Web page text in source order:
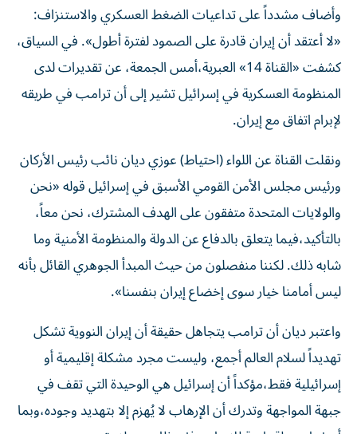
وأضاف مشدداً على تداعيات الضغط العسكري والاستنزاف:
«لا أعتقد أن إيران قادرة على الصمود لفترة أطول». في السياق،
كشفت «القناة 14» العبرية،أمس الجمعة، عن تقديرات لدى
المنظومة العسكرية في إسرائيل تشير إلى أن ترامب في طريقه
لإبرام اتفاق مع إيران.
ونقلت القناة عن اللواء (احتياط) عوزي ديان نائب رئيس الأركان
ورئيس مجلس الأمن القومي الأسبق في إسرائيل قوله «نحن
والولايات المتحدة متفقون على الهدف المشترك، نحن معاً،
بالتأكيد،فيما يتعلق بالدفاع عن الدولة والمنظومة الأمنية وما
شابه ذلك. لكننا منفصلون من حيث المبدأ الجوهري القائل بأنه
ليس أمامنا خيار سوى إخضاع إيران بنفسنا».
واعتبر ديان أن ترامب يتجاهل حقيقة أن إيران النووية تشكل
تهديداً لسلام العالم أجمع، وليست مجرد مشكلة إقليمية أو
إسرائيلية فقط،مؤكداً أن إسرائيل هي الوحيدة التي تقف في
جبهة المواجهة وتدرك أن الإرهاب لا يُهزم إلا بتهديد وجوده،وبما